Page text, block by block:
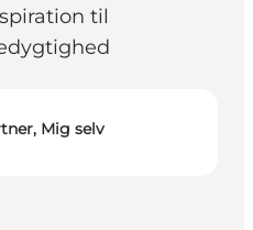
til
Mig selv